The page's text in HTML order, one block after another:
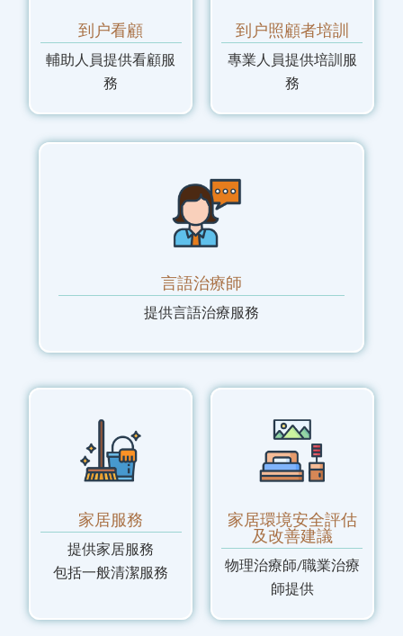
到户看顧
輔助人員提供看顧服
務
到户照顧者培訓
專業人員提供培訓服
務
言語治療師
提供言語治療服務
家居服務
提供家居服務
包括一般清潔服務
家居環境安全評估
及改善建議
物理治療師/職業治療
師提供